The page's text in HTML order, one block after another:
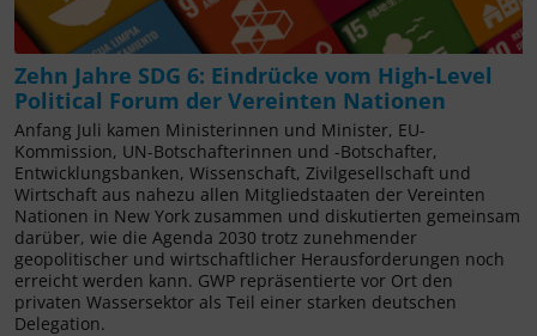
Zehn Jahre SDG 6: Eindrücke vom High-Level
Political Forum der Vereinten Nationen
Anfang Juli kamen Ministerinnen und Minister, EU-
Kommission, UN-Botschafterinnen und -Botschafter,
Entwicklungsbanken, Wissenschaft, Zivilgesellschaft und
Wirtschaft aus nahezu allen Mitgliedstaaten der Vereinten
Nationen in New York zusammen und diskutierten gemeinsam
darüber, wie die Agenda 2030 trotz zunehmender
geopolitischer und wirtschaftlicher Herausforderungen noch
erreicht werden kann. GWP repräsentierte vor Ort den
privaten Wassersektor als Teil einer starken deutschen
Delegation.